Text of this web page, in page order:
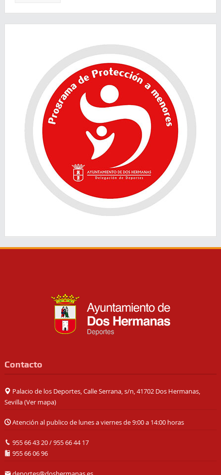
Contacto
Palacio de los Deportes, Calle Serrana, s/n, 41702 Dos Hermanas,
Sevilla (Ver mapa)
Atención al publico de lunes a viernes de 9:00 a 14:00 horas
955 66 43 20/955 66 44 17
955 66 06 96